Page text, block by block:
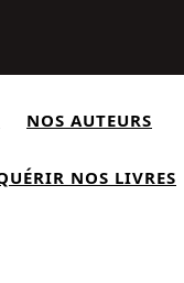
NOS AUTEURS
NOS LIVRES